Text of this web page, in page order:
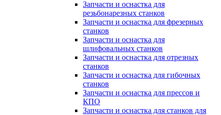
Запчасти и оснастка для
резьбонарезных станков
Запчасти и оснастка для фрезерных
станков
Запчасти и оснастка для
шлифовальных станков
Запчасти и оснастка для отрезных
станков
Запчасти и оснастка для гибочных
станков
Запчасти и оснастка для прессов и
КПО
Запчасти и оснастка для станков для